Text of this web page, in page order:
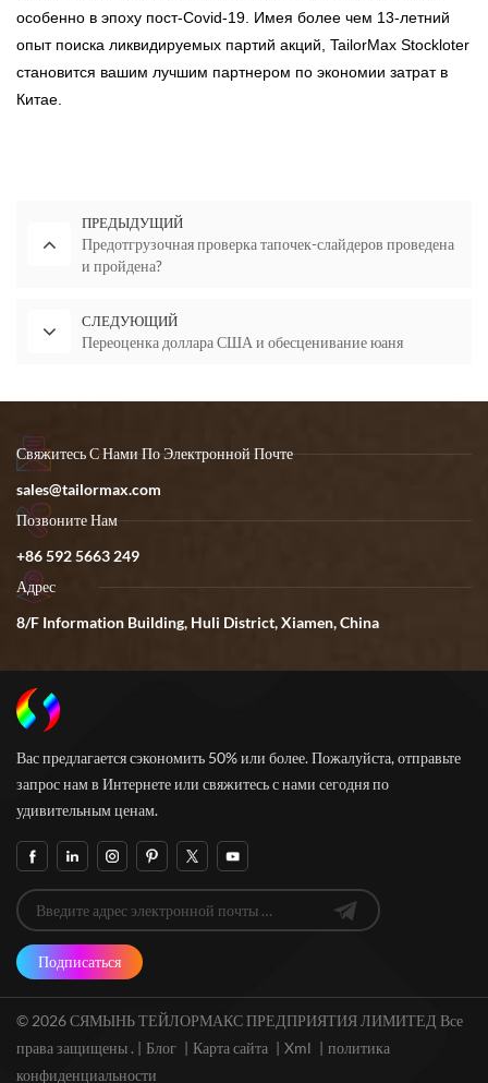
особенно в эпоху пост-Covid-19. Имея более чем 13-летний
опыт поиска ликвидируемых партий акций, TailorMax Stockloter
становится вашим лучшим партнером по экономии затрат в
Китае.
ПРЕДЫДУЩИЙ
Предотгрузочная проверка тапочек-слайдеров проведена
и пройдена?
СЛЕДУЮЩИЙ
Переоценка доллара США и обесценивание юаня
Свяжитесь С Нами По Электронной Почте
sales@tailormax.com
Позвоните Нам
+86 592 5663 249
Адрес
8/F Information Building, Huli District, Xiamen, China
Вас предлагается сэкономить 50% или более. Пожалуйста, отправьте
запрос нам в Интернете или свяжитесь с нами сегодня по
удивительным ценам.
Подписаться
© 2026 СЯМЫНЬ ТЕЙЛОРМАКС ПРЕДПРИЯТИЯ ЛИМИТЕД Все
права защищены . | Блог | Карта сайта | Xml | политика
конфиденциальности